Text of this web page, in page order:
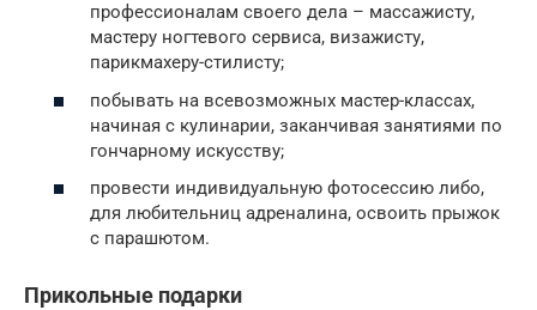
профессионалам своего дела – массажисту,
мастеру ногтевого сервиса, визажисту,
парикмахеру-стилисту;
побывать на всевозможных мастер-классах,
начиная с кулинарии, заканчивая занятиями по
гончарному искусству;
провести индивидуальную фотосессию либо,
для любительниц адреналина, освоить прыжок
с парашютом.
Прикольные подарки